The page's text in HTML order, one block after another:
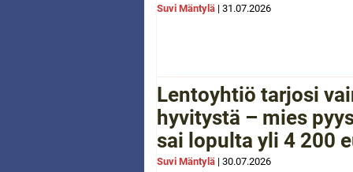
Suvi Mäntylä | 31.07.2026
Lentoyhtiö tarjosi
hyvitystä – mies
sai lopulta yli 4 200
Suvi Mäntylä | 30.07.2026